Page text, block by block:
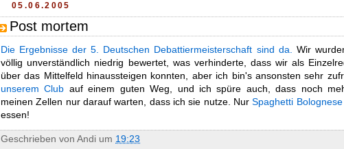
05.06.2005
Post mortem
Die Ergebnisse der 5. Deutschen Debattiermeisterschaft sind da.
Wir
völlig unverständlich niedrig bewertet, was verhinderte, dass wir als
über das Mittelfeld hinaussteigen konnten, aber ich bin's ansonsten sehr
unserem Club auf einem guten Weg, und ich spüre auch, dass noch
meinen Zellen nur darauf warten, dass ich sie nutze. NurSpaghetti Bolognese
essen!
Geschrieben von Andi um 19:23